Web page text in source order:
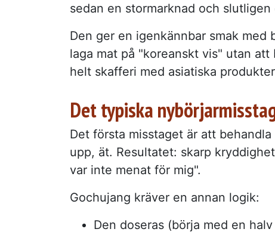
sedan en stormarknad och
Den ger en igenkännbar smak
laga mat på "koreanskt vis" utan
helt skafferi med asiatiska
Det typiska
Det första misstaget är att
upp, ät. Resultatet: skarp
var inte menat för mig".
Gochujang kräver en annan logik:
Den doseras (börja med en